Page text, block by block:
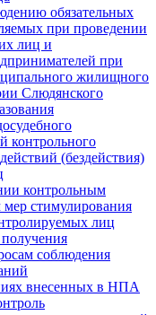
обязательных
при проведении
лиц и
при
жилищного
Слюдянского
контрольного
(бездействия)
контрольным
стимулирования
лиц
соблюдения
внесенных в НПА